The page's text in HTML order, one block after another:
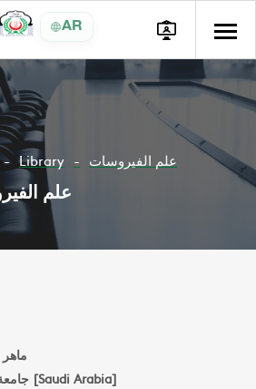
AR
Library علم الفيروسات
علم
جامعة الملك سعود [Saudi Arabia]